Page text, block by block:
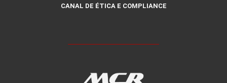
CANAL DE ÉTICA E COMPLIANCE